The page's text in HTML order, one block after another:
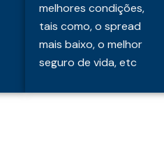
melhores condições,
tais como, o spread
mais baixo, o melhor
seguro de vida, etc